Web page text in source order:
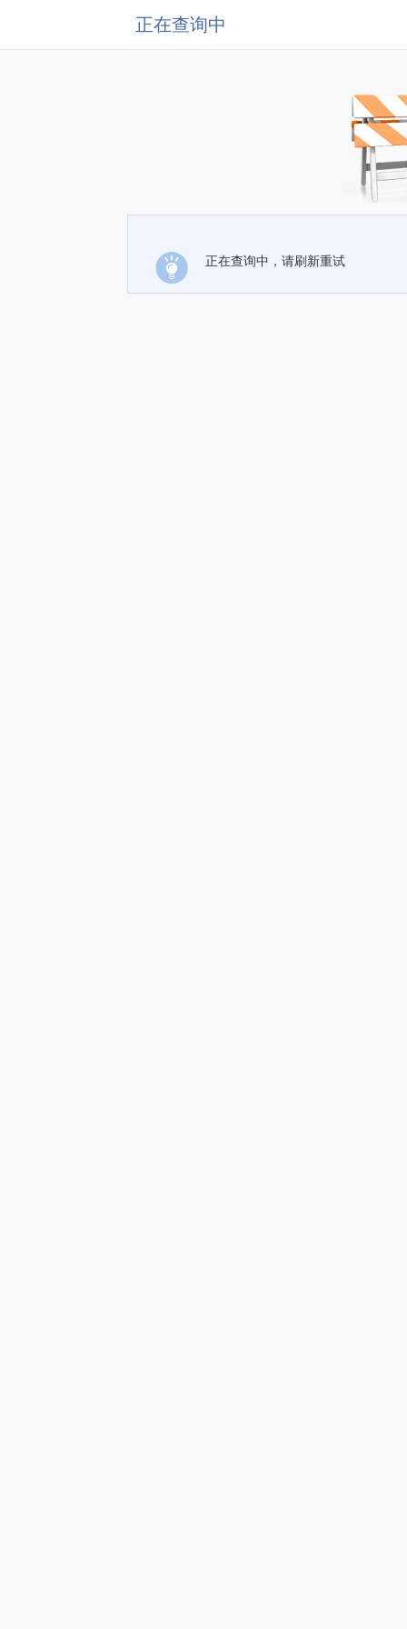
正在查询中
正在查询中，请刷新重试